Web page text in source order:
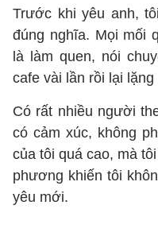
Trước khi yêu anh,
đúng nghĩa. Mọi mối
là làm quen, nói
cafe vài lần rồi lại
Có rất nhiều người
có cảm xúc, không
của tôi quá cao, mà
phương khiến tôi
yêu mới.